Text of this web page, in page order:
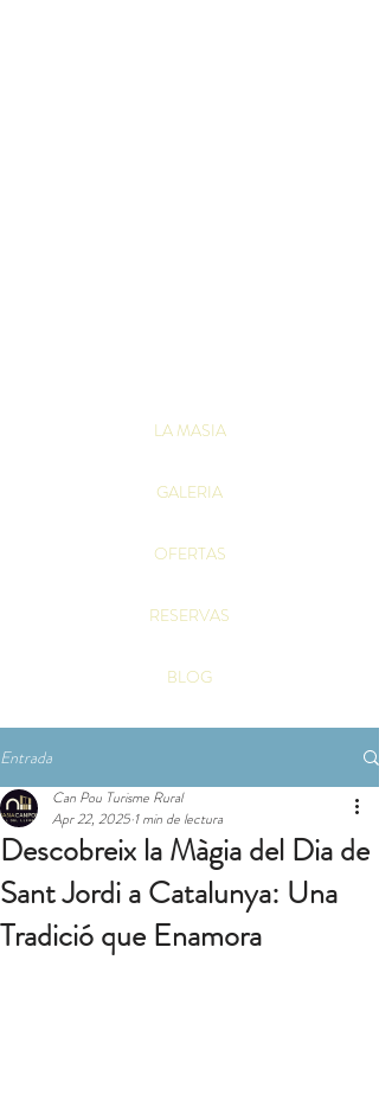
LA MASIA
GALERIA
OFERTAS
RESERVAS
BLOG
Entrada
Descobreix la Màgia del Dia de
Sant Jordi a Catalunya: Una
Tradició que Enamora
Can Pou Turisme Rural
Apr 22, 2025 1 min de lectura